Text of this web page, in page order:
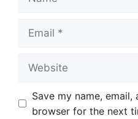
Save my name,
browser for the next